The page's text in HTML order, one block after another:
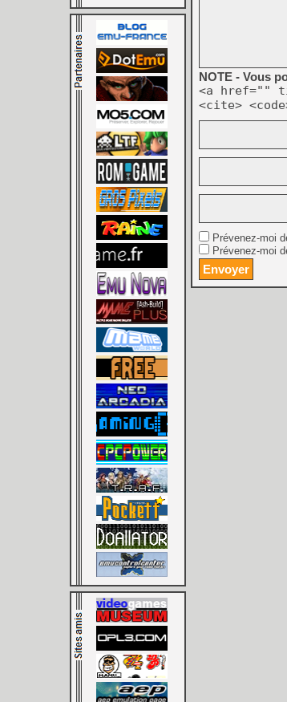
NOTE - Vous
<a href=""
<cite>
Prévenez-moi
Prévenez-moi